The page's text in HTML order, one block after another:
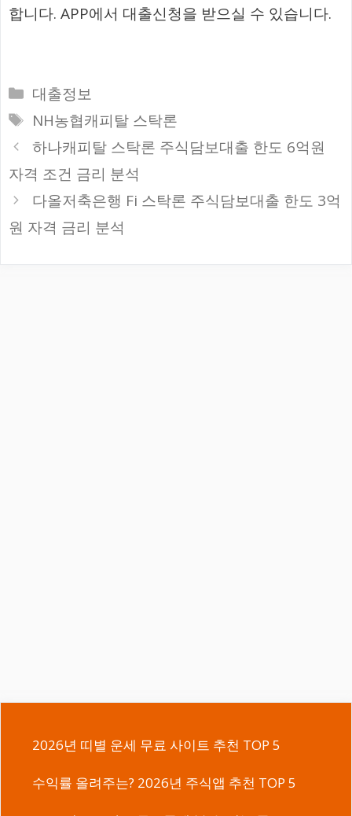
합니다. APP에서 대출신청을 받으실 수 있습니다.
카
테
리
대출정보
태
그
NH농협캐피탈 스탁론
하나캐피탈 스탁론 주식담보대출 한도 6억원
자격 조건 금리 분석
다올저축은행 Fi 스탁론 주식담보대출 한도 3억
원 자격 금리 분석
2026년 띠별 운세 무료 사이트 추천 TOP 5
수익률 올려주는? 2026년 주식앱 추천 TOP 5